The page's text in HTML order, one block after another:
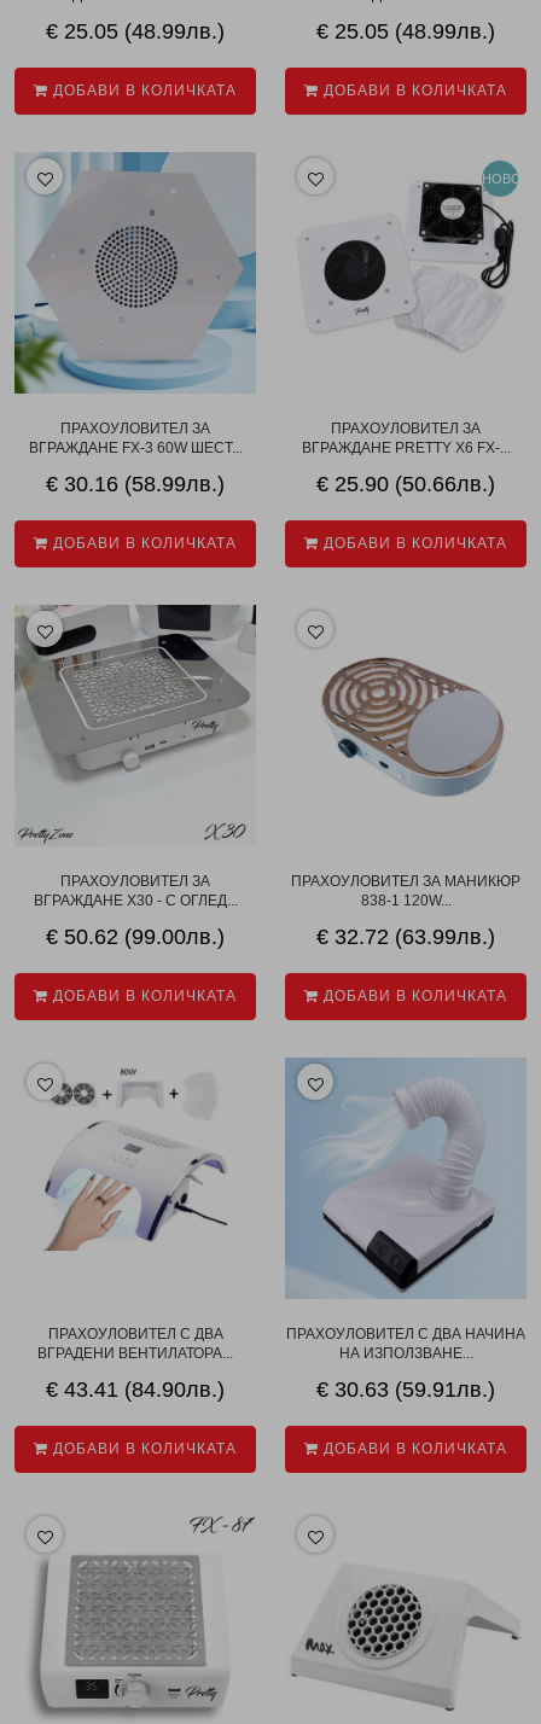
€ 25.05 (48.99лв.)
ДОБАВИ В КОЛИЧКАТА
€ 25.05 (48.99лв.)
ДОБАВИ В КОЛИЧКАТА
ПРАХОУЛОВИТЕЛ ЗА
ВГРАЖДАНЕ FX-3 60W ШЕСТ...
€ 30.16 (58.99лв.)
ДОБАВИ В КОЛИЧКАТА
НОВО
ПРАХОУЛОВИТЕЛ ЗА
ВГРАЖДАНЕ PRETTY X6 FX-...
€ 25.90 (50.66лв.)
ДОБАВИ В КОЛИЧКАТА
ПРАХОУЛОВИТЕЛ ЗА
ВГРАЖДАНЕ X30 - С ОГЛЕД...
€ 50.62 (99.00лв.)
ДОБАВИ В КОЛИЧКАТА
ПРАХОУЛОВИТЕЛ ЗА МАНИКЮР
838-1 120W...
€ 32.72 (63.99лв.)
ДОБАВИ В КОЛИЧКАТА
ПРАХОУЛОВИТЕЛ С ДВА
ВГРАДЕНИ ВЕНТИЛАТОРА...
€ 43.41 (84.90лв.)
ДОБАВИ В КОЛИЧКАТА
ПРАХОУЛОВИТЕЛ С ДВА НАЧИНА
НА ИЗПОЛЗВАНЕ...
€ 30.63 (59.91лв.)
ДОБАВИ В КОЛИЧКАТА